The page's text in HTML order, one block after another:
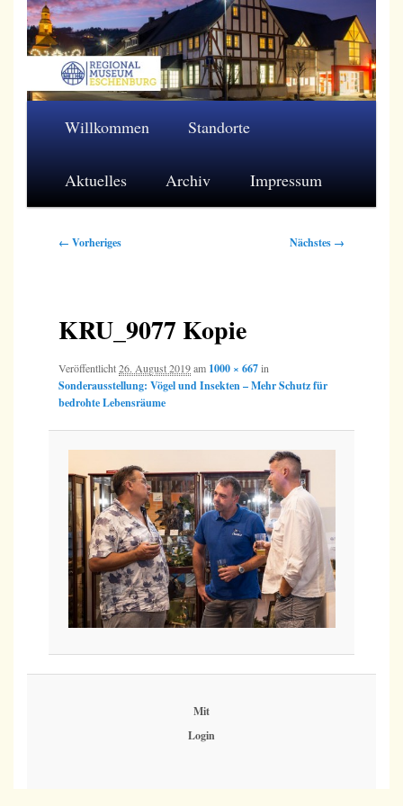
Zum
primären
Inhalt
Regionalmuseum Eschenburg e.V.
Willkommen Standorte
Aktuelles Archiv Impressum
Bilder-
← Vorheriges Nächstes →
KRU_9077 Kopie
Veröffentlicht26. August 2019am 1000 × 667in
Sonderausstellung: Vögel und Insekten – Mehr Schutz für
bedrohte Lebensräume
Mit
Login